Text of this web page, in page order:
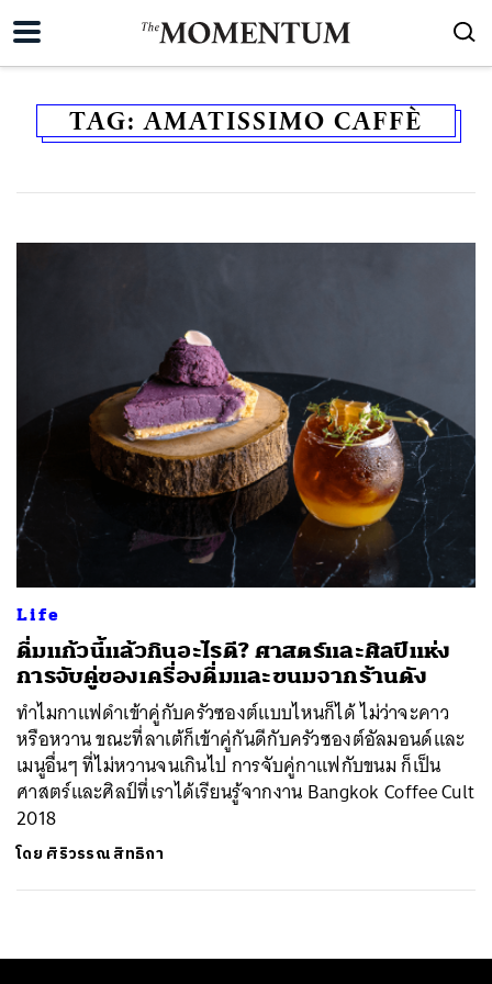
TAG:AMATISSIMO CAFFÈ
Life
ดื่มแก้วนี้แล้วกินอะไรดี? ศาสตร์และศิลป์แห่ง
การจับคู่ของเครื่องดื่มและขนมจากร้านดัง
ทำไมกาแฟดำเข้าคู่กับครัวซองต์แบบไหนก็ได้ ไม่ว่าจะคาว
หรือหวาน ขณะที่ลาเต้ก็เข้าคู่กันดีกับครัวซองต์อัลมอนด์และ
เมนูอื่นๆ ที่ไม่หวานจนเกินไป การจับคู่กาแฟกับขนม ก็เป็น
ศาสตร์และศิลป์ที่เราได้เรียนรู้จากงาน Bangkok Coffee Cult
2018
โดย ศิริวรรณ สิทธิกา
ค้นหา
SHARE TWEET LINE EMAIL